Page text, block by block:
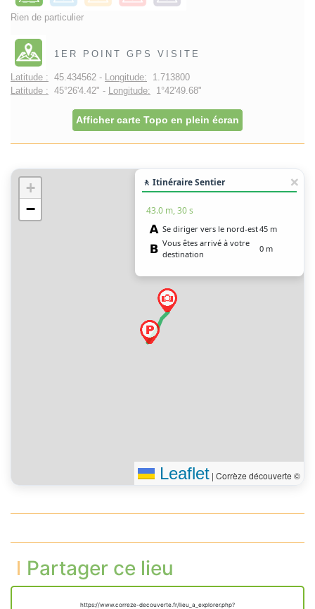
Rien de particulier
1ER POINT GPS VISITE
Latitude : 45.434562 - Longitude: 1.713800
Latitude : 45°26'4.42" - Longitude: 1°42'49.68"
Afficher carte Topo en plein écran
+
−
🚶 Itinéraire Sentier
43.0 m, 30 s
Se diriger vers le nord-est45 m
Vous êtes arrivé à votre
destination
0 m
Leaflet | Corrèze découverte ©
Partager ce lieu
https://www.correze-decouverte.fr/lieu_a_explorer.php?